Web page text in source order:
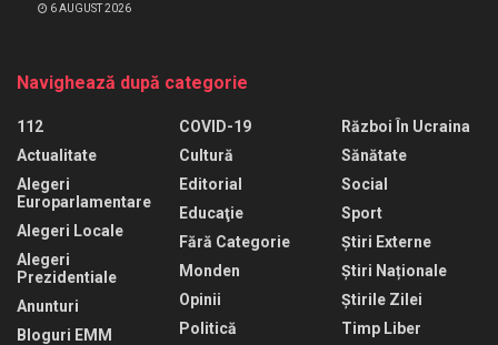
6 AUGUST 2026
Navighează după categorie
112
Actualitate
Alegeri
Europarlamentare
Alegeri Locale
Alegeri
Prezidentiale
Anunturi
Bloguri EMM
COVID-19
Cultură
Editorial
Educaţie
Fără Categorie
Monden
Opinii
Politică
Război În Ucraina
Sănătate
Social
Sport
Știri Externe
Știri Naționale
Știrile Zilei
Timp Liber